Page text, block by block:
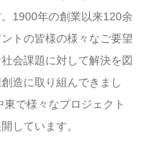
1900年の創業以来120余
トの皆様の様々なご要望
会課題に対して解決を図
造に取り組んできまし
で様々なプロジェクト
しています。